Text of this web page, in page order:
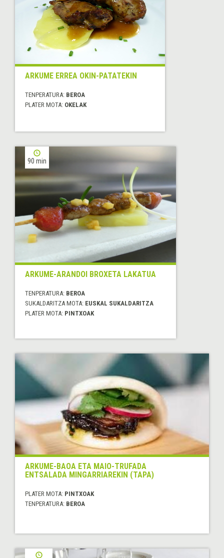
ARKUME ERREA OKIN-PATATEKIN
TENPERATURA: BEROA
PLATER MOTA: OKELAK
90 min
ARKUME-ARANDOI BROXETA LAKATUA
TENPERATURA: BEROA
SUKALDARITZA MOTA: EUSKAL SUKALDARITZA
PLATER MOTA: PINTXOAK
ARKUME-BAOA ETA MAIO-TRUFADA
ENTSALADA MINGARRIAREKIN (TAPA)
PLATER MOTA: PINTXOAK
TENPERATURA: BEROA